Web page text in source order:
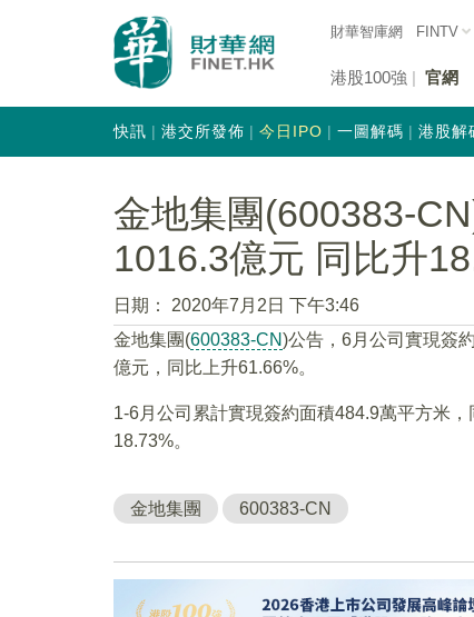
財華智庫網 FINTV
港股100強 官網
快訊 港交所發佈 今日IPO 一圖解碼 港股解
金地集團(600383-
1016.3億元 同比升
日期：
2020年7月2日 下午3:46
金地集團(600383-CN)公告，6月公司實現簽
億元，同比上升61.66%。
1-6月公司累計實現簽約面積484.9萬平方米
18.73%。
金地集團 600383-CN